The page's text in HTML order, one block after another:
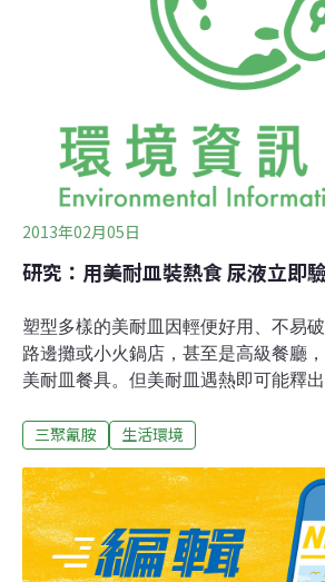
2013年02月05日
研究：用美耐皿裝熱食 尿液立即
塑型多樣的美耐皿因輕便好用、不易
路邊攤或小火鍋店，甚至是高級餐廳
美耐皿餐具。但美耐皿遇熱即可能釋
肚，長期使用的健康風險值得重視。
對事件「主角」三聚氰胺並不陌生。
期刊的台灣醫學研究顯示，食用美耐
者尿液立即可檢出三聚氰胺，高達12
度。專家指出，一碗美耐皿麵湯釋出
三聚氰胺 生活環境